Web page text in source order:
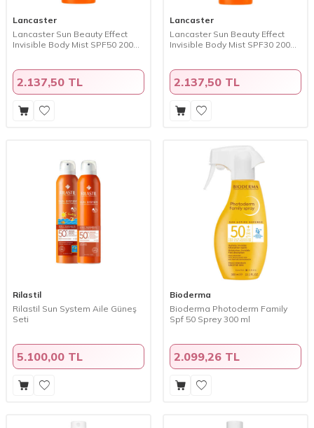
Lancaster
Lancaster Sun Beauty Effect
Invisible Body Mist SPF50 200
2.137,50 TL
Lancaster
Lancaster Sun Beauty Effect
Invisible Body Mist SPF30 200
2.137,50 TL
Rilastil
Rilastil Sun System Aile Güneş
Seti
5.100,00 TL
Bioderma
Bioderma Photoderm Family
Spf 50 Sprey 300 ml
2.099,26 TL